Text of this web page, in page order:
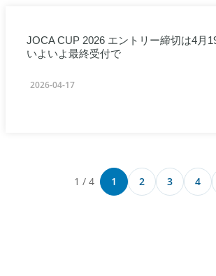
JOCA CUP 2026 エントリー締切は4月
いよいよ最終受付で
2026-04-17
1 / 4 1 2 3 4